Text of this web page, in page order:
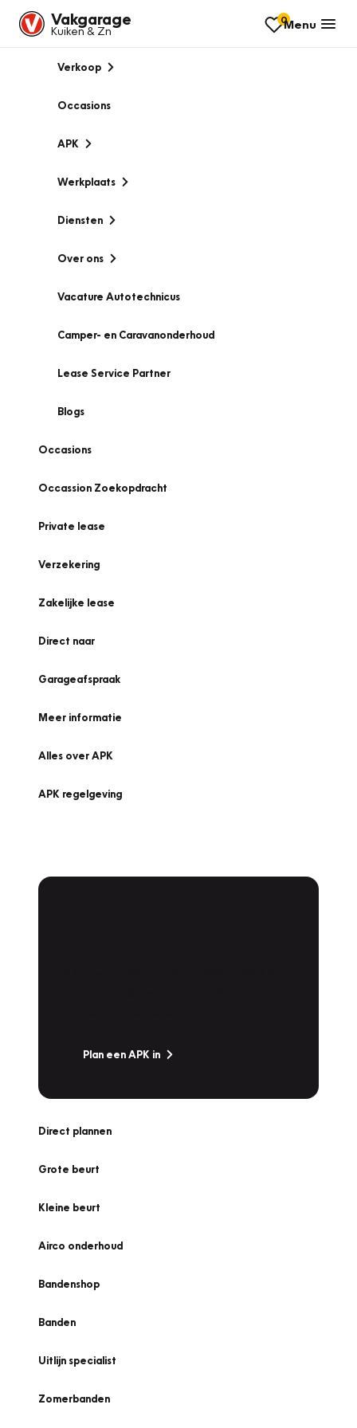
Vakgarage
Kuiken & Zn
0Menu
Verkoop
Occasions
APK
Werkplaats
Diensten
Over ons
Vacature Autotechnicus
Camper- en Caravanonderhoud
Lease Service Partner
Blogs
Occasions
Occassion Zoekopdracht
Private lease
Verzekering
Zakelijke lease
Direct naar
Garageafspraak
Meer informatie
Alles over APK
APK regelgeving
Plan een APK in
Direct plannen
Grote beurt
Kleine beurt
Airco onderhoud
Bandenshop
Banden
Uitlijn specialist
Zomerbanden